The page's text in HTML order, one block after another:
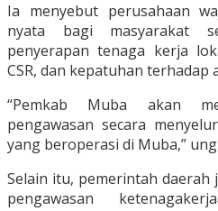
Ia menyebut perusahaan
nyata bagi masyarakat
penyerapan tenaga kerja
CSR, dan kepatuhan
“Pemkab Muba akan
pengawasan secara
yang beroperasi di Muba,”
Selain itu, pemerintah
pengawasan